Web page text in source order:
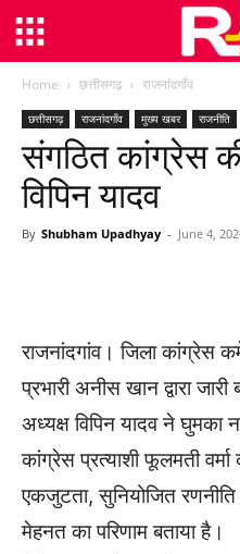
Home छत्तीसगढ़ राजनांदगाँव
छत्तीसगढ़ राजनांदगाँव मुख्य खबर राजनीति
संगठित कांग्रेस
विपिन यादव
By Shubham Upadhyay - June 4,
राजनांदगांव। जिला कांग्रेस
प्रभारी अनीस खान द्वारा
अध्यक्ष विपिन यादव ने घुमका
कांग्रेस प्रत्याशी फूलमती
एकजुटता, सुनियोजित
मेहनत का परिणाम बताया है।